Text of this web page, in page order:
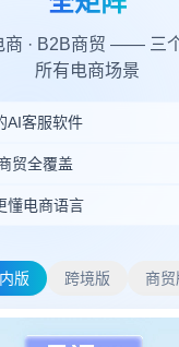
商 · B2B商贸 —— 三
所有电商场景
AI客服软件
贸全覆盖
懂电商语言
版 跨境版 商贸